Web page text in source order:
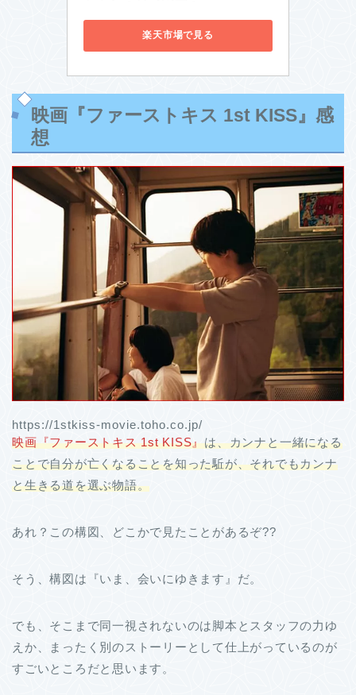
楽天市場で見る
映画『ファーストキス 1st KISS』感
想
https://1stkiss-movie.toho.co.jp/
映画『ファーストキス 1st KISS』は、カンナと一緒になる
ことで自分が亡くなることを知った駈が、それでもカンナ
と生きる道を選ぶ物語。
あれ？この構図、どこかで見たことがあるぞ??
そう、構図は『いま、会いにゆきます』だ。
でも、そこまで同一視されないのは脚本とスタッフの力ゆ
えか、まったく別のストーリーとして仕上がっているのが
すごいところだと思います。